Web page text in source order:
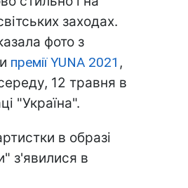
заходах.
фото з
премії YUNA 2021 ,
12 травня в
"Україна".
в образі
з'явилися в